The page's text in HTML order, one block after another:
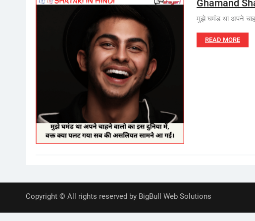
Ghamand
मुझे घमंड था अपने
READ MORE
Copyright © All rights reserved by BigBull Web Solutions